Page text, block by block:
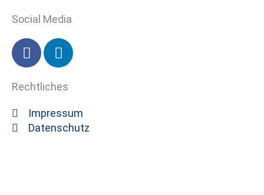
Social Media
F
a
e
o
o
L
i
k
d
i
Rechtliches
Impressum
Datenschutz